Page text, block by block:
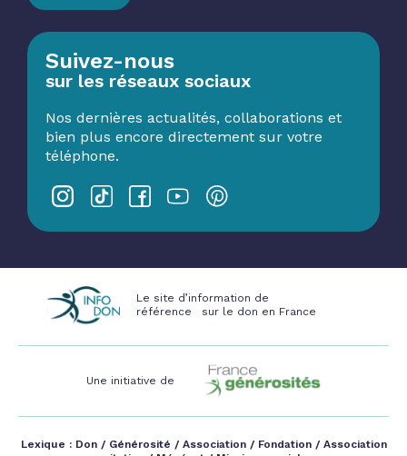
Suivez-nous
sur les réseaux sociaux
Nos dernières actualités, collaborations et
bien plus encore directement sur votre
téléphone.
Le site d’information de
référence sur le don en France
Une initiative de
Lexique : Don/ Générosité / Association/ Fondation/ Association